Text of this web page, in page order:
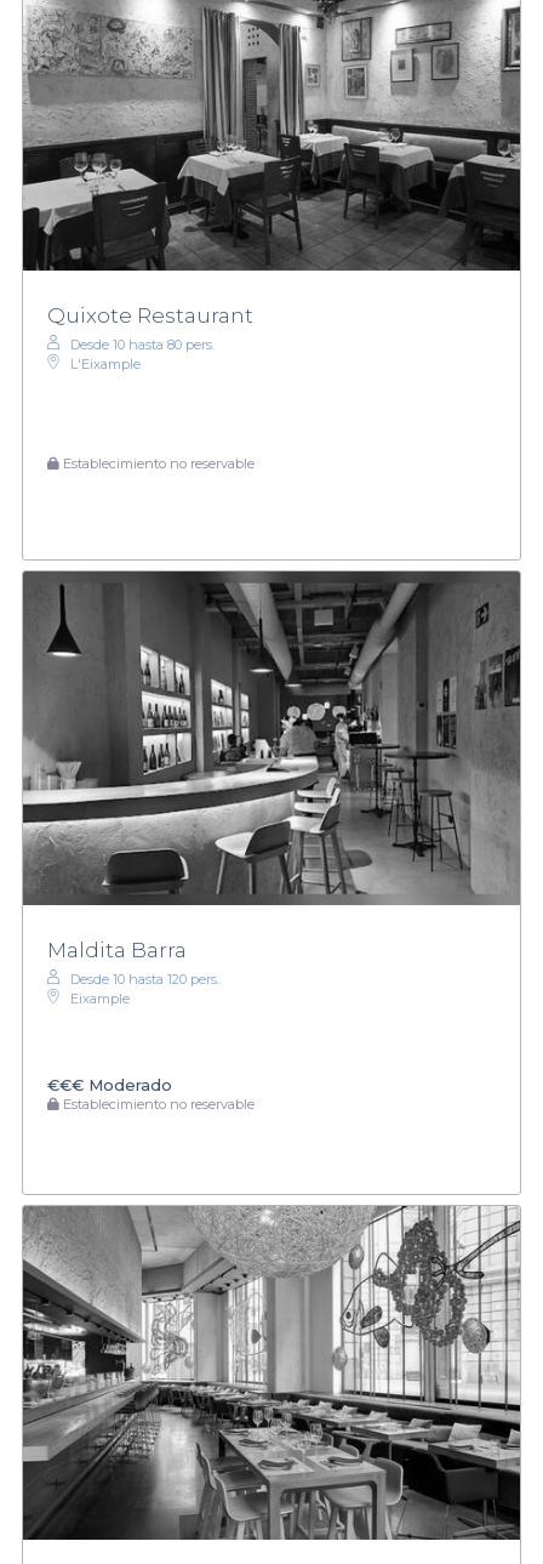
Quixote Restaurant
Desde 10 hasta 80 pers.
L'Eixample
Establecimiento no reservable
Maldita Barra
Desde 10 hasta 120 pers.
Eixample
€€€ Moderado
Establecimiento no reservable